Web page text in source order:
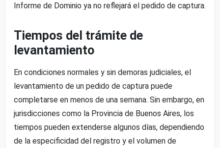
Informe de Dominio ya no reflejará el pedido de captura.
Tiempos del trámite de
levantamiento
En condiciones normales y sin demoras judiciales, el
levantamiento de un pedido de captura puede
completarse en menos de una semana. Sin embargo, en
jurisdicciones como la Provincia de Buenos Aires, los
tiempos pueden extenderse algunos días, dependiendo
de la especificidad del registro y el volumen de